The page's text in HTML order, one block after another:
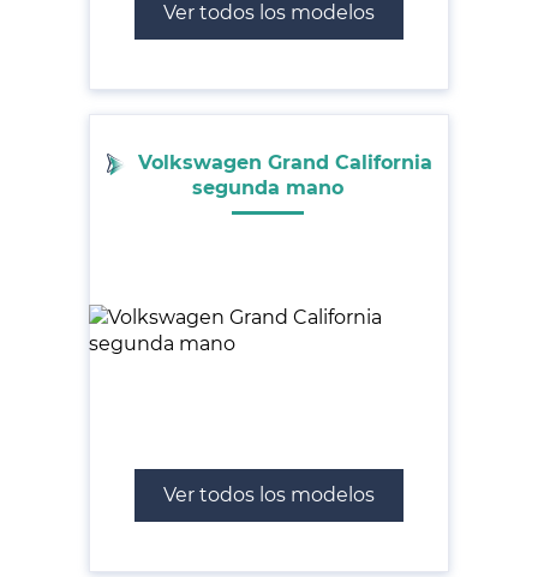
Ver todos los modelos
Volkswagen Grand California
segunda mano
Ver todos los modelos